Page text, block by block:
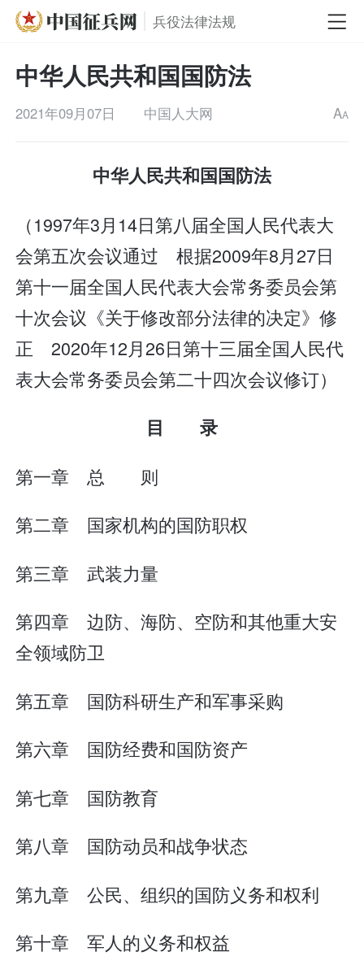
兵役法律法规
中华人民共和国国防法
2021年09月07日 中国人大网 AA
中华人民共和国国防法
（1997年3月14日第八届全国人民代表大
会第五次会议通过 根据2009年8月27日
第十一届全国人民代表大会常务委员会第
十次会议《关于修改部分法律的决定》修
正 2020年12月26日第十三届全国人民代
表大会常务委员会第二十四次会议修订）
目 录
第一章 总 则
第二章 国家机构的国防职权
第三章 武装力量
第四章 边防、海防、空防和其他重大安
全领域防卫
第五章 国防科研生产和军事采购
第六章 国防经费和国防资产
第七章 国防教育
第八章 国防动员和战争状态
第九章 公民、组织的国防义务和权利
第十章 军人的义务和权益